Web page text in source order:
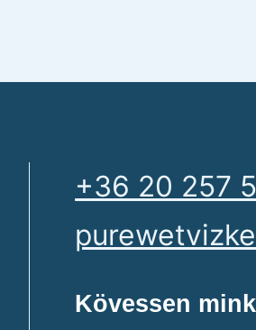
+36 20 257
Kövessen